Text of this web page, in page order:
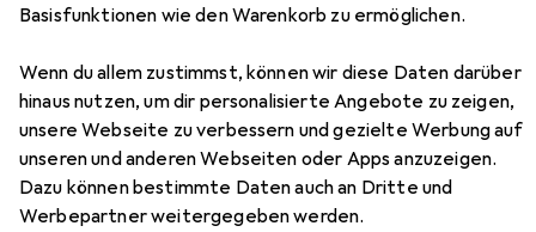
Basisfunktionen wie den Warenkorb zu ermöglichen.
Wenn du allem zustimmst, können wir diese Daten darüber
hinaus nutzen, um dir personalisierte Angebote zu zeigen,
unsere Webseite zu verbessern und gezielte Werbung auf
unseren und anderen Webseiten oder Apps anzuzeigen.
Dazu können bestimmte Daten auch an Dritte und
Werbepartner weitergegeben werden.
Zubehör für Celexon Motor
Professional Plus
Hier findest du passendes Zubehör zum Produkt Celexon